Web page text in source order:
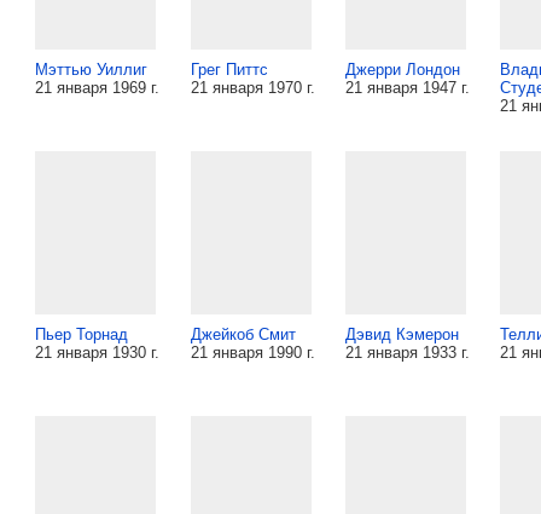
Мэттью Уиллиг
21 января 1969 г.
Грег Питтс
21 января 1970 г.
Джерри Лондон
21 января 1947 г.
21
Пьер Торнад
21 января 1930 г.
Джейкоб Смит
21 января 1990 г.
Дэвид Кэмерон
21 января 1933 г.
21